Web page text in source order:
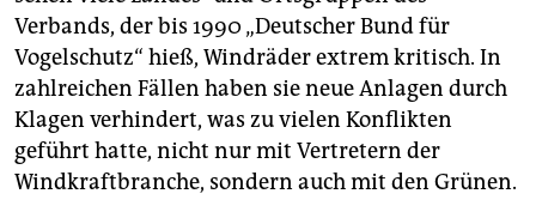
Verbands, der bis 1990 „Deutscher Bund für
Vogelschutz“ hieß, Windräder extrem kritisch. In
zahlreichen Fällen haben sie neue Anlagen durch
Klagen verhindert, was zu vielen Konflikten
geführt hatte, nicht nur mit Vertretern der
Windkraftbranche, sondern auch mit den Grünen.